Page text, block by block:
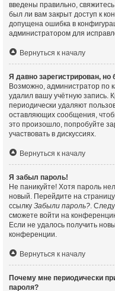
введены правильно,
был ли вам закрыт доступ к
допущена ошибка в
администратором для
Вернуться к началу
Я давно зарегистрирован, но
Возможно, администратор по
удалил вашу учётную запись.
периодически удаляют
оставляющих сообщения,
это произошло, попробуйте
участвовать в дискуссиях.
Вернуться к началу
Я забыл пароль!
Не паникуйте! Хотя пароль
новый. Перейдите на
ссылку Забыли пароль?.
сможете войти на
Если не удалось получить
конференции.
Вернуться к началу
Почему мне периодически
пароля?